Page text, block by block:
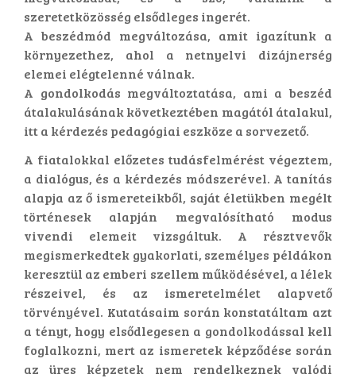
szeretetközösség elsődleges ingerét.
A beszédmód megváltozása, amit igazítunk a
környezethez, ahol a netnyelvi dizájnerség
elemei elégtelenné válnak.
A gondolkodás megváltoztatása, ami a beszéd
átalakulásának következtében magától átalakul,
itt a kérdezés pedagógiai eszköze a sorvezető.
A fiatalokkal előzetes tudásfelmérést végeztem,
a dialógus, és a kérdezés módszerével. A tanítás
alapja az ő ismereteikből, saját életükben megélt
történesek alapján megvalósítható modus
vivendi elemeit vizsgáltuk. A résztvevők
megismerkedtek gyakorlati, személyes példákon
keresztül az emberi szellem működésével, a lélek
részeivel, és az ismeretelmélet alapvető
törvényével. Kutatásaim során konstatáltam azt
a tényt, hogy elsődlegesen a gondolkodással kell
foglalkozni, mert az ismeretek képződése során
az üres képzetek nem rendelkeznek valódi